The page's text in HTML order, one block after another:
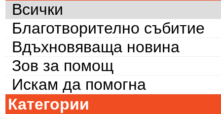
Всички
Благотворително събитие
Вдъхновяваща новина
Зов за помощ
Искам да помогна
Категории